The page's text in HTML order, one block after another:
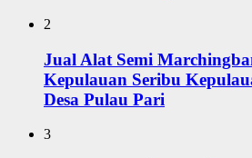
2
Jual Alat Semi
Kepulauan Seribu
Desa Pulau Pari
3